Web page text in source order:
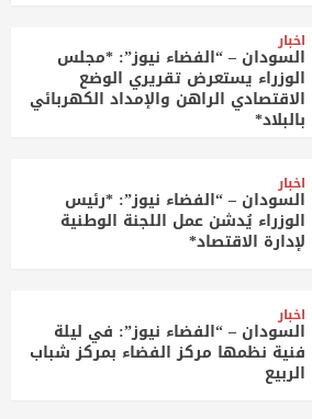
اخبار
السودان – “الفضاء نيوز”: *مجلس
الوزراء يستعرض تقريري الوضع
الاقتصادي الراهن والإمداد الكهربائي
بالبلاد*
اخبار
السودان – “الفضاء نيوز”: *رئيس
الوزراء يُدشن عمل اللجنة الوطنية
لإدارة الاقتصاد*
اخبار
السودان – “الفضاء نيوز”: في ليلة
فنية نظمها مركز الفضاء بمركز شباب
الربيع